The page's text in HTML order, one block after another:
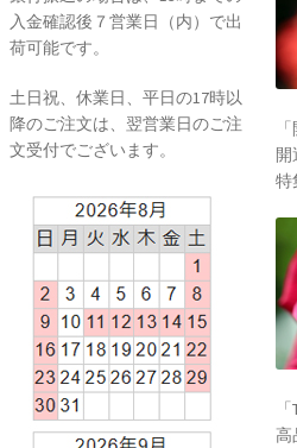
入金確認後７営業日（内）で出
荷可能です。
土日祝、休業日、平日の17時以
降のご注文は、翌営業日のご注
文受付でございます。
特
高